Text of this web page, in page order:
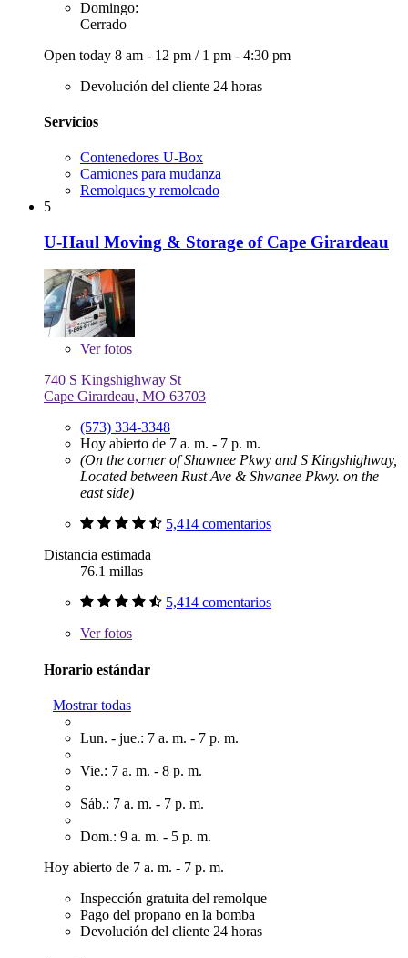
Domingo:
Cerrado
Open today 8 am - 12 pm / 1 pm - 4:30 pm
Devolución del cliente 24 horas
Servicios
Contenedores U-Box
Camiones para mudanza
Remolques y remolcado
5
U-Haul Moving & Storage of Cape Girardeau
Verfotos
740 S Kingshighway St
Cape Girardeau, MO 63703
(573) 334-3348
Hoy abierto de 7 a. m. - 7 p. m.
(On the corner of Shawnee Pkwy and S Kingshighway,
Located between Rust Ave & Shwanee Pkwy. on the
east side)
5,414 comentarios
Distancia estimada
76.1 millas
5,414 comentarios
Verfotos
Horario estándar
Mostrar todas
Lun. - jue.: 7 a. m. - 7 p. m.
Vie.: 7 a. m. - 8 p. m.
Sáb.: 7 a. m. - 7 p. m.
Dom.: 9 a. m. - 5 p. m.
Hoy abierto de 7 a. m. - 7 p. m.
Inspección gratuita del remolque
Pago del propano en la bomba
Devolución del cliente 24 horas